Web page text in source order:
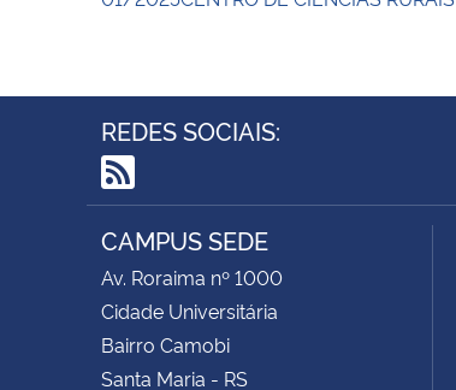
REDES SOCIAIS:
RSS
CAMPUS SEDE
Av. Roraima nº 1000
Cidade Universitária
Bairro Camobi
Santa Maria - RS